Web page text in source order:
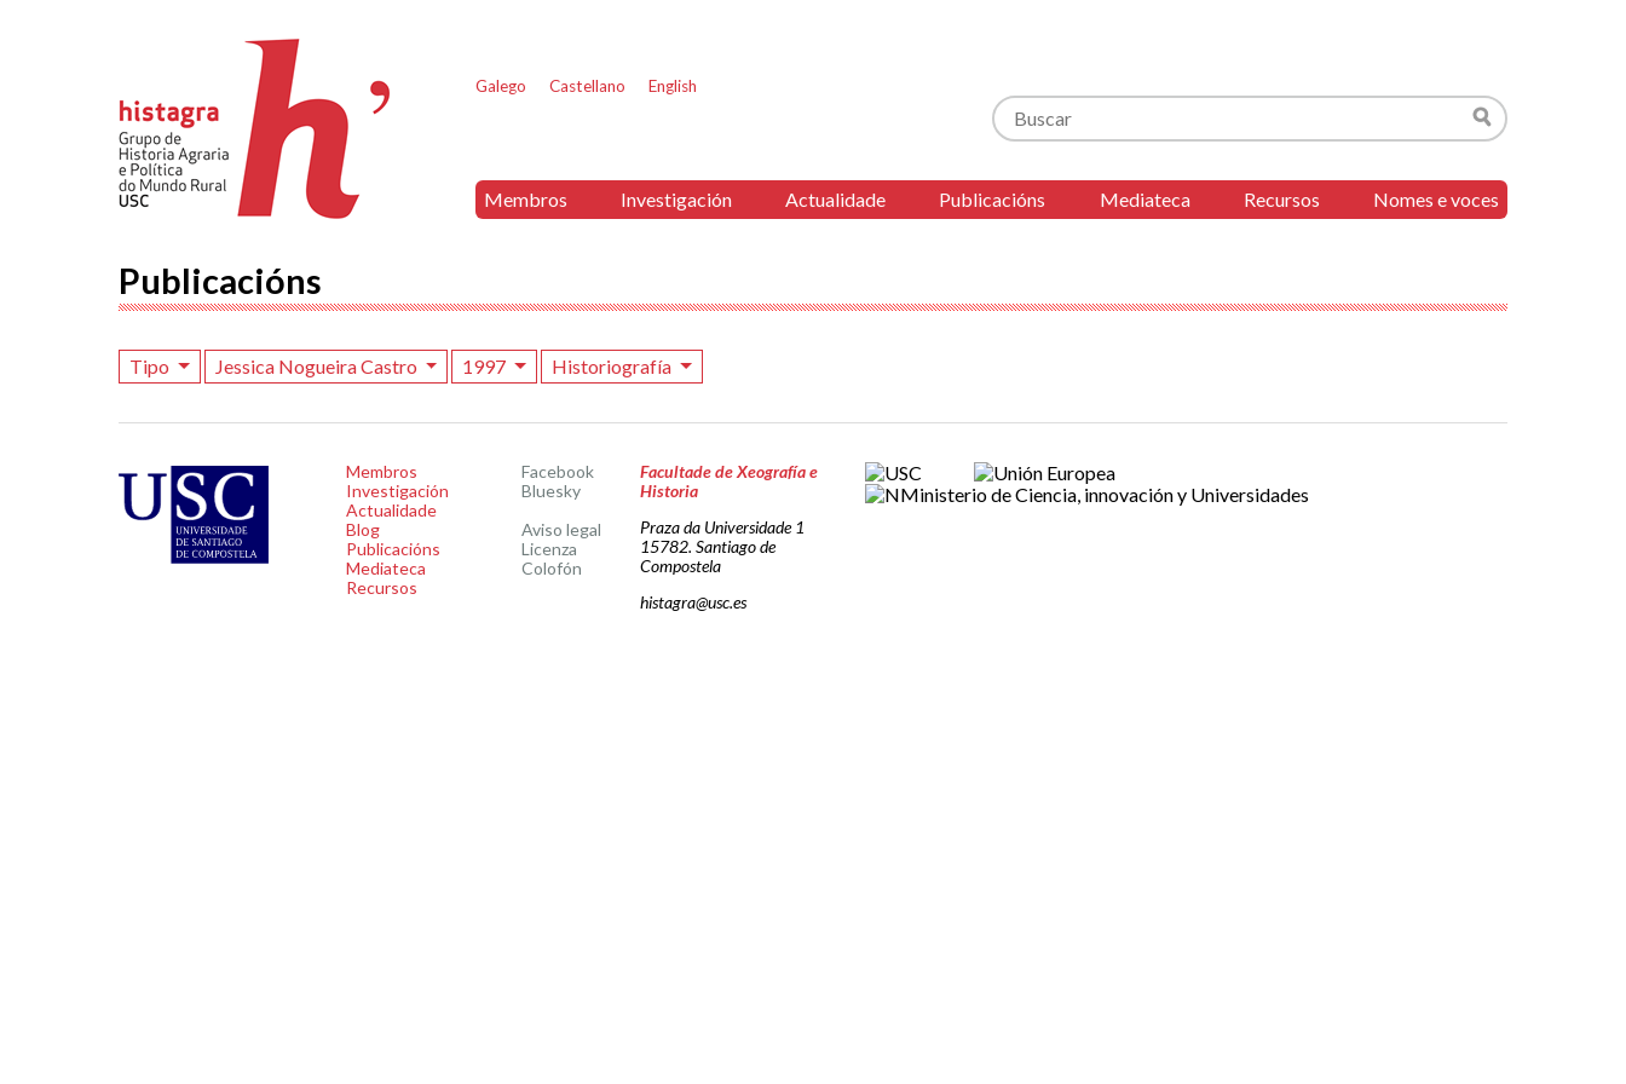
Galego Castellano English
Buscar
Buscar
Membros Investigación Actualidade Publicacións Mediateca Recursos Nomes e voces
Publicacións
Tipo Jessica Nogueira Castro 1997 Historiografía
Membros
Investigación
Actualidade
Blog
Publicacións
Mediateca
Recursos
Facebook
Bluesky
Aviso legal
Licenza
Colofón
Facultade de Xeografía e
Historia
Praza da Universidade 1
15782. Santiago de
Compostela
histagra@usc.es